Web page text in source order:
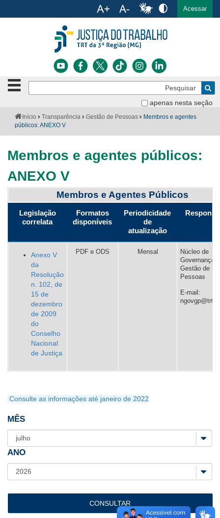
Ir para o menu Ir para a busca Ir para o rodapé
Acessar
apenas nesta seção
Botão
de
clique
para
ou
fechar
menu
Notícias
Serviços
Jurisprudência
Transparência
Legislação
Contato
Você
está
Início Transparência Gestão de Pessoas
Membros e agentes
públicos: ANEXO V
Membros e agentes públicos:
ANEXO V
Aviso
sobre
legendas
tabela(s)
legenda.
mais
sobre
acessibilidade
em
com
legendas.
Membros e Agentes Públicos
Legislação
correlata
Formatos
disponíveis
Periodicidade
de
atualização
Anexo V
da
Resolução
n. 102, de
15 de
dezembro
de 2009
do
Conselho
Nacional
de Justiça
PDF e ODS Mensal
Núcleo de
Governança
Gestão de
Pessoas
E-mail:
Consulte as informações até janeiro de 2022
MÊS
ANO